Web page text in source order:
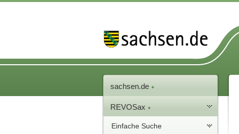
sachsen.de
REVOSax
Einfache Suche